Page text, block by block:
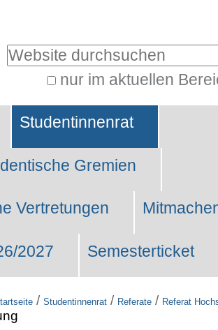
nur im aktuellen
Studentinnenrat
Gremien
Vertretungen
2027 Semesterticket
/ Studentinnenrat / Referate / Referat